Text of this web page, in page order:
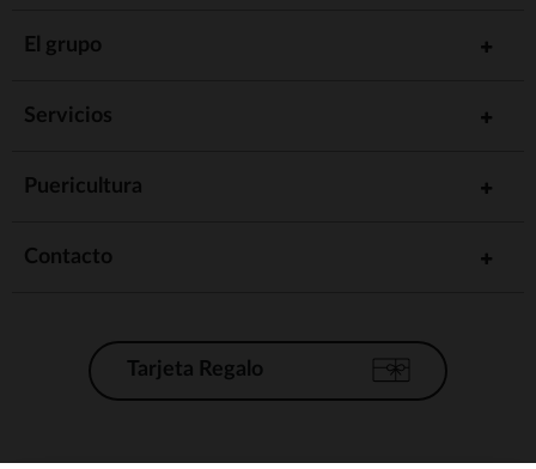
El grupo
Servicios
Puericultura
Contacto
Tarjeta Regalo